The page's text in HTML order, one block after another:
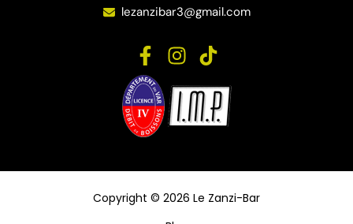
lezanzibar3@gmail.com
Copyright © 2026 Le Zanzi-Bar